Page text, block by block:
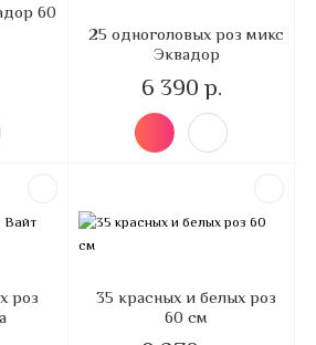
60
25 одноголовых роз микс
Эквадор
6 390 р.
роз
35 красных и белых роз
60 см